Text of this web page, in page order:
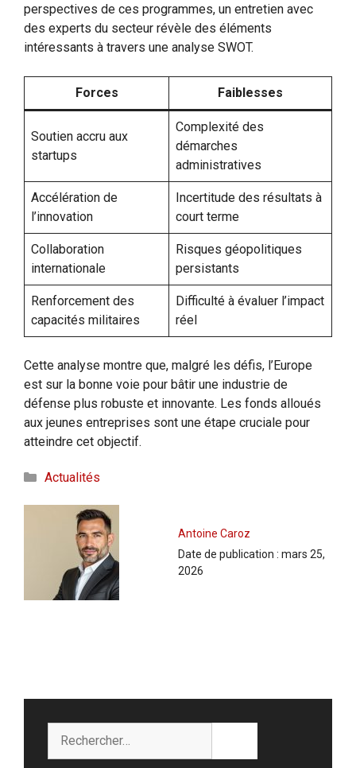
perspectives de ces programmes, un entretien avec
des experts du secteur révèle des éléments
intéressants à travers une analyse SWOT.
Forces Faiblesses
Soutien accru aux
startups
Complexité des
démarches
administratives
Accélération de
l’innovation
Incertitude des résultats à
court terme
Collaboration
internationale
Risques géopolitiques
persistants
Renforcement des
capacités militaires
Difficulté à évaluer l’impact
réel
Cette analyse montre que, malgré les défis, l’Europe
est sur la bonne voie pour bâtir une industrie de
défense plus robuste et innovante. Les fonds alloués
aux jeunes entreprises sont une étape cruciale pour
atteindre cet objectif.
Catégories
Actualités
Antoine Caroz
Date de publication : mars 25,
2026